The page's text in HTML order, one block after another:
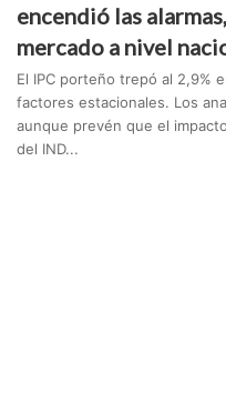
encendió las
mercado a nivel
El IPC porteño trepó al 2,9%
factores estacionales. Los
aunque prevén que el
del IND...